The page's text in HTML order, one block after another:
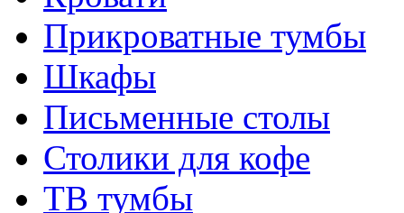
Прикроватные тумбы
Шкафы
Письменные столы
Столики для кофе
ТВ тумбы